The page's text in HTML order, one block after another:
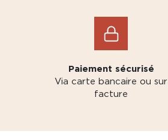
Paiement sécurisé
Via carte bancaire ou sur
facture